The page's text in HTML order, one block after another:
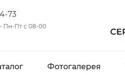
73
Пн-Пт с 08-00
Фотогалерея